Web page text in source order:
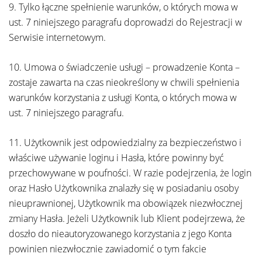
9. Tylko łączne spełnienie warunków, o których mowa w
ust. 7 niniejszego paragrafu doprowadzi do Rejestracji w
Serwisie internetowym.
10. Umowa o świadczenie usługi – prowadzenie Konta –
zostaje zawarta na czas nieokreślony w chwili spełnienia
warunków korzystania z usługi Konta, o których mowa w
ust. 7 niniejszego paragrafu.
11. Użytkownik jest odpowiedzialny za bezpieczeństwo i
właściwe używanie loginu i Hasła, które powinny być
przechowywane w poufności. W razie podejrzenia, że login
oraz Hasło Użytkownika znalazły się w posiadaniu osoby
nieuprawnionej, Użytkownik ma obowiązek niezwłocznej
zmiany Hasła. Jeżeli Użytkownik lub Klient podejrzewa, że
doszło do nieautoryzowanego korzystania z jego Konta
powinien niezwłocznie zawiadomić o tym fakcie